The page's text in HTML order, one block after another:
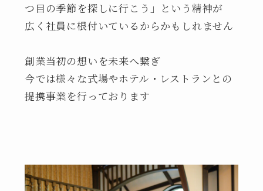
つ目の季節を探しに行こう」という精神が
広く社員に根付いているからかもしれません
創業当初の想いを未来へ繋ぎ
今では様々な式場やホテル・レストランとの
提携事業を行っております